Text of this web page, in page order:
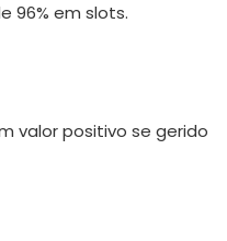
96% em slots.
valor positivo se gerido